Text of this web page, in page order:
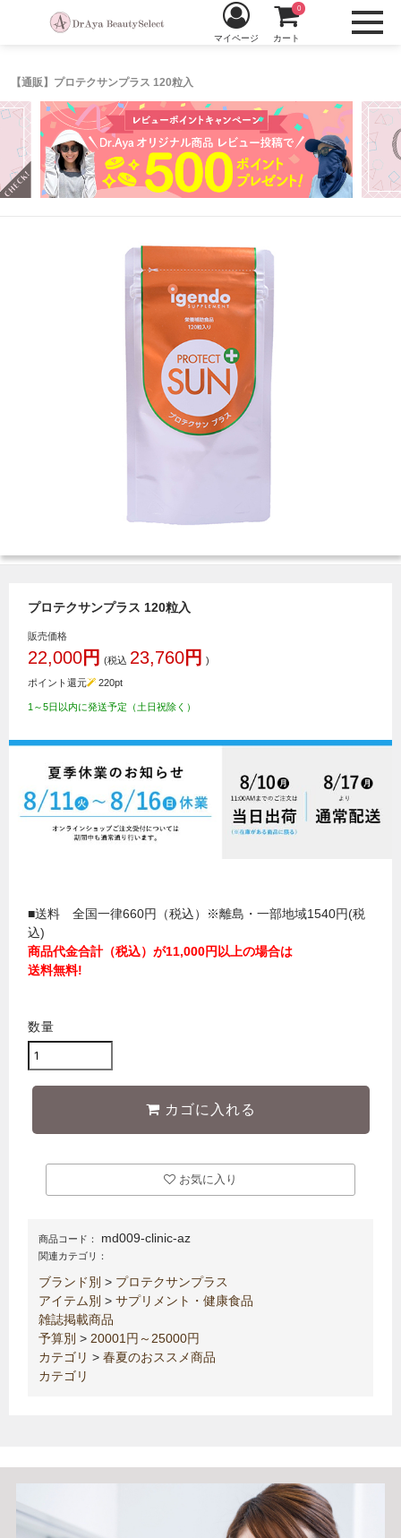
【通販】プロテクサンプラス 120粒入
マイページ カート
0
プロテクサンプラス 120粒入
販売価格
22,000円 (税込 23,760円 )
ポイント還元 220pt
1～5日以内に発送予定（土日祝除く）
■送料 全国一律660円（税込）※離島・一部地域1540円(税
込)
商品代金合計（税込）が11,000円以上の場合は
送料無料!
数量
カゴに入れる
お気に入り
商品コード： md009-clinic-az
関連カテゴリ：
ブランド別 > プロテクサンプラス
アイテム別 > サプリメント・健康食品
雑誌掲載商品
予算別 > 20001円～25000円
カテゴリ > 春夏のおススメ商品
カテゴリ